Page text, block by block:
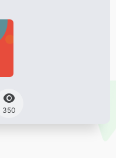
350